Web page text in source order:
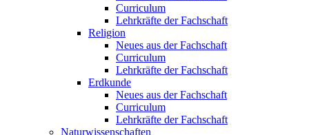
Curriculum
Lehrkräfte der Fachschaft
Religion
Neues aus der Fachschaft
Curriculum
Lehrkräfte der Fachschaft
Erdkunde
Neues aus der Fachschaft
Curriculum
Lehrkräfte der Fachschaft
Naturwissenschaften